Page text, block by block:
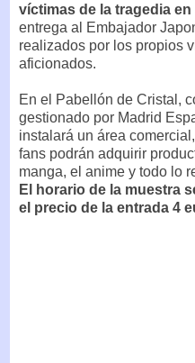
víctimas de la tragedia en
entrega al Embajador
realizados por los propios
aficionados.
En el Pabellón de Cristal,
gestionado por Madrid
instalará un área
fans podrán adquirir
manga, el anime y todo lo
El horario de la muestra
el precio de la entrada 4